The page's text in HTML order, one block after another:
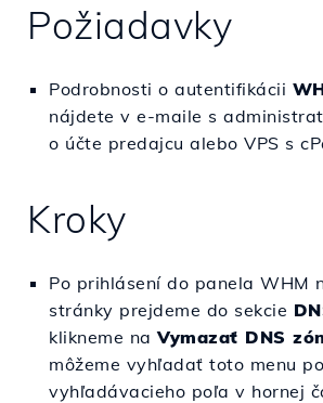
Požiadavky
Podrobnosti o autentifikácii
nájdete v e-maile s
o účte predajcu alebo VPS s
Kroky
Po prihlásení do panela WHM
stránky prejdeme do sekcie
klikneme naVymazať DNS
môžeme vyhľadať toto menu
vyhľadávacieho poľa v hornej